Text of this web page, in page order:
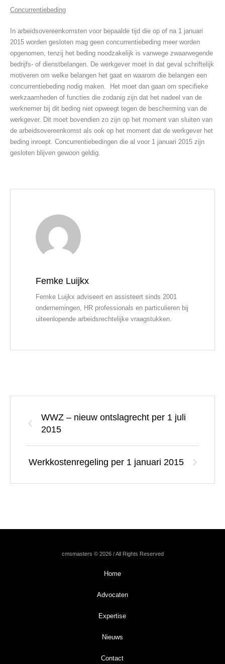
Concurrentiebeding
In arbeidsovereenkomsten voor bepaalde tijd die op of na 1 januari
2015 worden gesloten mag geen concurrentiebeding meer worden
opgenomen, tenzij het beding noodzakelijk is vanwege zwaarwegende
bedrijfs- of dienstbelangen. De werkgever moet in dat geval schriftelijk
motiveren om welke belangen het gaat en waarom die belangen een
concurrentiebeding nodig maken. Het moet dan gaan om specifieke
werkzaamheden of functies die zodanig zijn dat het nadeel van de
werknemer bij dit beding niet opweegt tegen de bescherming van de
werkgever. Dit moet bovendien zo zijn op het moment van sluiten van
de arbeidsovereenkomst als ook op het moment dat de werkgever het
beding inroept. Concurrentiebedingen die al voor 1 januari 2015 zijn
gesloten blijven gewoon geldig.
Femke Luijkx
Femke Luijkx adviseert en assisteert sinds 2001
ondernemingen, HR professionals en particulieren bij
uiteenlopende arbeidsrechtelijke vraagstukken.
WWZ – nieuw ontslagrecht per 1 juli
2015
Werkkostenregeling per 1 januari 2015
cmsmasters © 2026 / All Rights Reserved
Home
Advocaten
Expertise
Nieuws
Contact